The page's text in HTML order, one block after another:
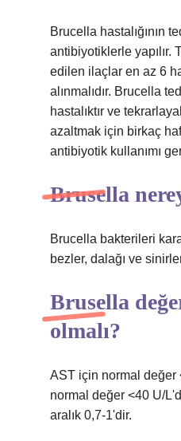
Brucella hastalığının
antibiyotiklerle yapılır.
edilen ilaçlar en az 6
alınmalıdır. Brucella
hastalıktır ve
azaltmak için birkaç
antibiyotik kullanımı
Brusella
Brucella bakterileri
bezler, dalağı ve
Brusella
olmalı?
AST için normal değer
normal değer <40 U/
aralık 0,7-1'dir.